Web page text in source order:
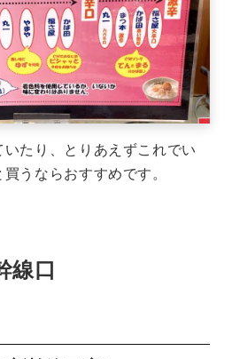
たり、とりあえずこれでい
うならおすすめです。
線口